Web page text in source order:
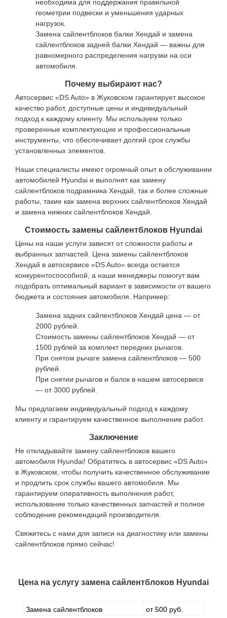
необходима для поддержания правильной
геометрии подвески и уменьшения ударных
нагрузок.
Замена сайлентблоков балки Хендай и замена
сайлентблоков задней балки Хендай — важны для
равномерного распределения нагрузки на оси
автомобиля.
Почему выбирают нас?
Автосервис «DS Auto» в Жуковском гарантирует высокое
качество работ, доступные цены и индивидуальный
подход к каждому клиенту. Мы используем только
проверенные комплектующие и профессиональные
инструменты, что обеспечивает долгий срок службы
установленных элементов.
Наши специалисты имеют огромный опыт в обслуживании
автомобилей Hyundai и выполнят как замену
сайлентблоков подрамника Хендай, так и более сложные
работы, такие как замена верхних сайлентблоков Хендай
и замена нижних сайлентблоков Хендай.
Стоимость замены сайлентблоков Hyundai
Цены на наши услуги зависят от сложности работы и
выбранных запчастей. Цена замены сайлентблоков
Хендай в автосервисе «DS Auto» всегда остается
конкурентоспособной, а наши менеджеры помогут вам
подобрать оптимальный вариант в зависимости от вашего
бюджета и состояния автомобиля. Например:
Замена задних сайлентблоков Хендай цена — от
2000 рублей.
Стоимость замены сайлентблоков Хендай — от
1500 рублей за комплект передних рычагов.
При снятом рычаге замена сайлентблоков — 500
рублей.
При снятии рычагов и балок в нашем автосервисе
— от 3000 рублей.
Мы предлагаем индивидуальный подход к каждому
клиенту и гарантируем качественное выполнение работ.
Заключение
Не откладывайте замену сайлентблоков вашего
автомобиля Hyundai! Обратитесь в автосервис «DS Auto»
в Жуковском, чтобы получить качественное обслуживание
и продлить срок службы вашего автомобиля. Мы
гарантируем оперативность выполнения работ,
использование только качественных запчастей и полное
соблюдение рекомендаций производителя.
Свяжитесь с нами для записи на диагностику или замены
сайлентблоков прямо сейчас!
Цена на услугу замена сайлентблоков Hyundai
Замена сайлентблоков от 500 руб.